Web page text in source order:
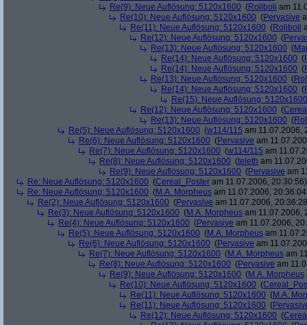
Re(9): Neue Auflösung: 5120x1600 (Roliboli am
Re(10): Neue Auflösung: 5120x1600 (Pervasive
Re(11): Neue Auflösung: 5120x1600 (Roliboli
Re(12): Neue Auflösung: 5120x1600 (
Re(13): Neue Auflösung: 5120x1600 (
Re(14): Neue Auflösung: 5120x1600 (
Re(14): Neue Auflösung: 5120x1600 (
Re(13): Neue Auflösung: 5120x1600 (
Re(14): Neue Auflösung: 5120x1600 (
Re(15): Neue Auflösung: 5120x1600
Re(12): Neue Auflösung: 5120x1600 (
Re(13): Neue Auflösung: 5120x1600 (
Re(5): Neue Auflösung: 5120x1600 (w114/115 am 11.07.2006,
Re(6): Neue Auflösung: 5120x1600 (Pervasive am
Re(7): Neue Auflösung: 5120x1600 (w114/115 am
Re(8): Neue Auflösung: 5120x1600 (teleth am
Re(9): Neue Auflösung: 5120x1600 (Pervasive am
Re: Neue Auflösung: 5120x1600 (Cereal_Poster am 11.07.2006, 20:30:56)
Re: Neue Auflösung: 5120x1600 (M.A. Morpheus am 11.07.2006,
Re(2): Neue Auflösung: 5120x1600 (Pervasive am 11.07.2006,
Re(3): Neue Auflösung: 5120x1600 (M.A. Morpheus am 11.07.2006,
Re(4): Neue Auflösung: 5120x1600 (Pervasive am 11.07.2006,
Re(5): Neue Auflösung: 5120x1600 (M.A. Morpheus am
Re(6): Neue Auflösung: 5120x1600 (Pervasive am
Re(7): Neue Auflösung: 5120x1600 (M.A. Morpheus am
Re(8): Neue Auflösung: 5120x1600 (Pervasive am
Re(9): Neue Auflösung: 5120x1600 (M.A. Morpheus
Re(10): Neue Auflösung: 5120x1600 (
Re(11): Neue Auflösung: 5120x1600 (M.A.
Re(11): Neue Auflösung: 5120x1600 (
Re(12): Neue Auflösung: 5120x1600 (